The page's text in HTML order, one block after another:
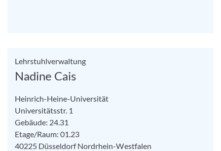
Lehrstuhlverwaltung
Nadine Cais
Heinrich-Heine-Universität
Universitätsstr. 1
Gebäude: 24.31
Etage/Raum: 01.23
40225 DüsseldorfNordrhein-Westfalen